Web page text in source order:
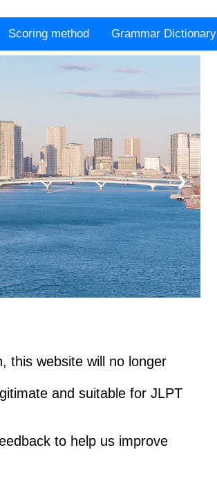
Scoring method Grammar Dictionary
❯
this website will no longer
and suitable for JLPT
to help us improve